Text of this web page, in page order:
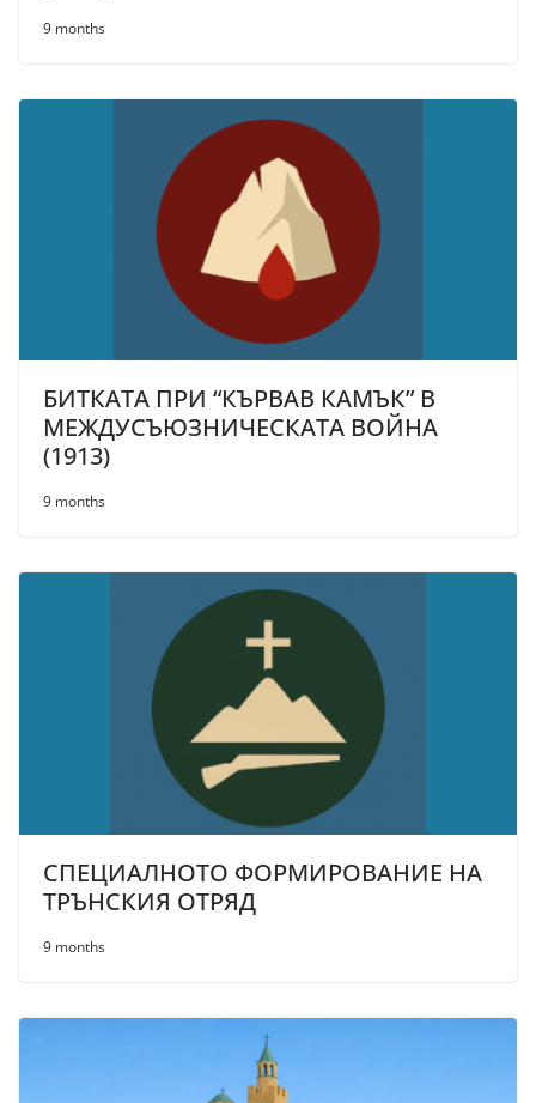
9 months
БИТКАТА ПРИ “КЪРВАВ КАМЪК” В
МЕЖДУСЪЮЗНИЧЕСКАТА ВОЙНА
(1913)
9 months
СПЕЦИАЛНОТО ФОРМИРОВАНИЕ НА
ТРЪНСКИЯ ОТРЯД
9 months